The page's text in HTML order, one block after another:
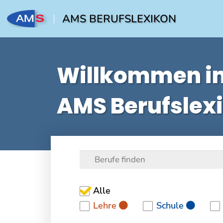
AMS BERUFSLEXIKON
Willkommen
AMS
Alle
Lehre
Schule